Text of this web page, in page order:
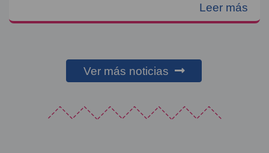
Leer más
Ver más noticias